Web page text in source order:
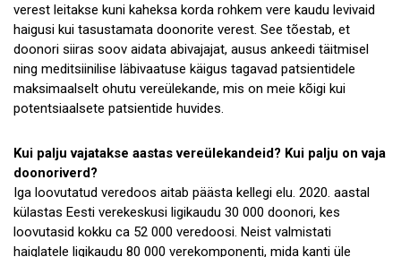
Õppematerjal
Verekond
verest leitakse kuni kaheksa korda rohkem vere kaudu levivaid
haigusi kui tasustamata doonorite verest. See tõestab, et
doonori siiras soov aidata abivajajat, ausus ankeedi täitmisel
ning meditsiinilise läbivaatuse käigus tagavad patsientidele
maksimaalselt ohutu vereülekande, mis on meie kõigi kui
potentsiaalsete patsientide huvides.
Kui palju vajatakse aastas vereülekandeid? Kui palju on vaja
doonoriverd?
Iga loovutatud veredoos aitab päästa kellegi elu. 2020. aastal
külastas Eesti verekeskusi ligikaudu 30 000 doonori, kes
loovutasid kokku ca 52 000 veredoosi. Neist valmistati
haiglatele ligikaudu 80 000 verekomponenti, mida kanti üle